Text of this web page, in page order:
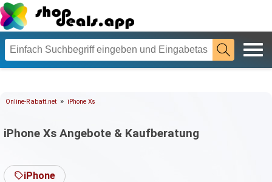
Online-Rabatt.net » iPhone Xs
iPhone Xs Angebote & Kaufberatung
iPhone